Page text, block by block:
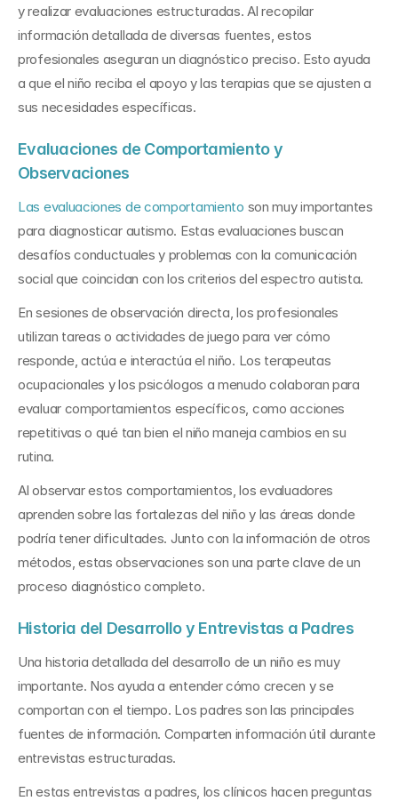
y realizar evaluaciones estructuradas. Al recopilar
información detallada de diversas fuentes, estos
profesionales aseguran un diagnóstico preciso. Esto ayuda
a que el niño reciba el apoyo y las terapias que se ajusten a
sus necesidades específicas.
Evaluaciones de Comportamiento y
Observaciones
Las evaluaciones de comportamiento son muy importantes
para diagnosticar autismo. Estas evaluaciones buscan
desafíos conductuales y problemas con la comunicación
social que coincidan con los criterios del espectro autista.
En sesiones de observación directa, los profesionales
utilizan tareas o actividades de juego para ver cómo
responde, actúa e interactúa el niño. Los terapeutas
ocupacionales y los psicólogos a menudo colaboran para
evaluar comportamientos específicos, como acciones
repetitivas o qué tan bien el niño maneja cambios en su
rutina.
Al observar estos comportamientos, los evaluadores
aprenden sobre las fortalezas del niño y las áreas donde
podría tener dificultades. Junto con la información de otros
métodos, estas observaciones son una parte clave de un
proceso diagnóstico completo.
Historia del Desarrollo y Entrevistas a Padres
Una historia detallada del desarrollo de un niño es muy
importante. Nos ayuda a entender cómo crecen y se
comportan con el tiempo. Los padres son las principales
fuentes de información. Comparten información útil durante
entrevistas estructuradas.
En estas entrevistas a padres, los clínicos hacen preguntas